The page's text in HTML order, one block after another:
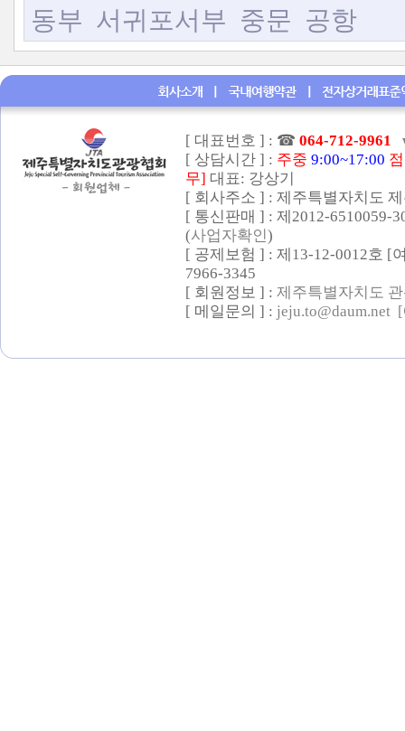
동부 서귀포서부 중문 공항
[ 대표번호 ] : ☎ 064-712-9961
[ 상담시간 ] : 주중 9:00~17:00
무] 대표: 강상기
[ 회사주소 ] : 제주특별자치도
[ 통신판매 ] : 제2012-
(사업자확인)
[ 공제보험 ] : 제13-12-0012호 [
7966-3345
[ 회원정보 ] : 제주특별자치도
[ 메일문의 ] : jeju.to@daum.net